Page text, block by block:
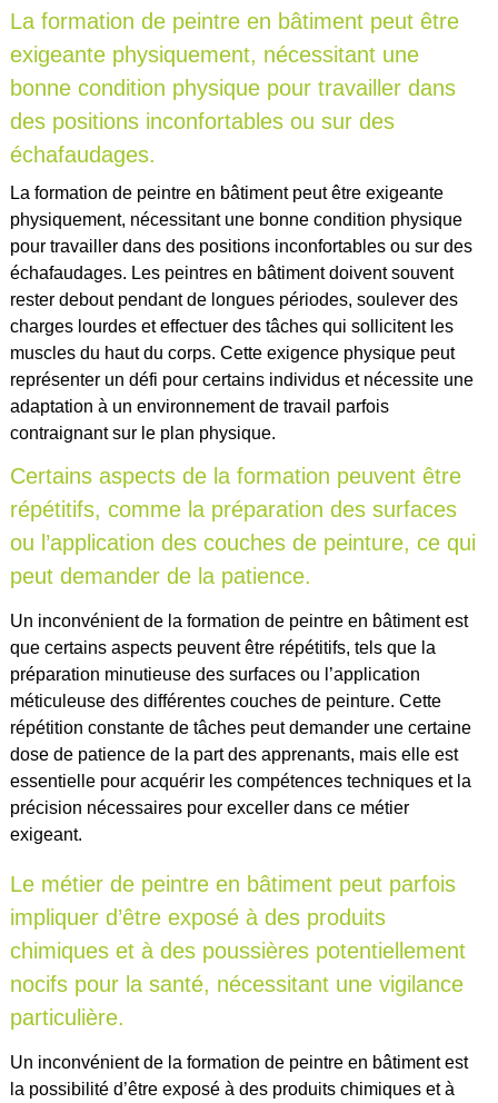
La formation de peintre en bâtiment peut être
exigeante physiquement, nécessitant une
bonne condition physique pour travailler dans
des positions inconfortables ou sur des
échafaudages.
La formation de peintre en bâtiment peut être exigeante
physiquement, nécessitant une bonne condition physique
pour travailler dans des positions inconfortables ou sur des
échafaudages. Les peintres en bâtiment doivent souvent
rester debout pendant de longues périodes, soulever des
charges lourdes et effectuer des tâches qui sollicitent les
muscles du haut du corps. Cette exigence physique peut
représenter un défi pour certains individus et nécessite une
adaptation à un environnement de travail parfois
contraignant sur le plan physique.
Certains aspects de la formation peuvent être
répétitifs, comme la préparation des surfaces
ou l’application des couches de peinture, ce qui
peut demander de la patience.
Un inconvénient de la formation de peintre en bâtiment est
que certains aspects peuvent être répétitifs, tels que la
préparation minutieuse des surfaces ou l’application
méticuleuse des différentes couches de peinture. Cette
répétition constante de tâches peut demander une certaine
dose de patience de la part des apprenants, mais elle est
essentielle pour acquérir les compétences techniques et la
précision nécessaires pour exceller dans ce métier
exigeant.
Le métier de peintre en bâtiment peut parfois
impliquer d’être exposé à des produits
chimiques et à des poussières potentiellement
nocifs pour la santé, nécessitant une vigilance
particulière.
Un inconvénient de la formation de peintre en bâtiment est
la possibilité d’être exposé à des produits chimiques et à